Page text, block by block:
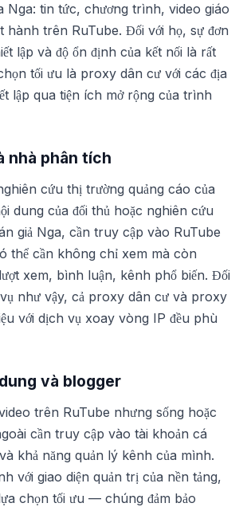
Nga: tin tức, chương trình, video giáo
hành trên RuTube. Đối với họ, sự đơn
lập và độ ổn định của kết nối là rất
tối ưu là proxy dân cư với các địa
lập qua tiện ích mở rộng của trình
nhà phân tích
cứu thị trường quảng cáo của
dung của đối thủ hoặc nghiên cứu
giả Nga, cần truy cập vào RuTube
thể cần không chỉ xem mà còn
xem, bình luận, kênh phổ biến. Đối
như vậy, cả proxy dân cư và proxy
với dịch vụ xoay vòng IP đều phù
và blogger
trên RuTube nhưng sống hoặc
cần truy cập vào tài khoản cá
khả năng quản lý kênh của mình.
với giao diện quản trị của nền tảng,
chọn tối ưu — chúng đảm bảo